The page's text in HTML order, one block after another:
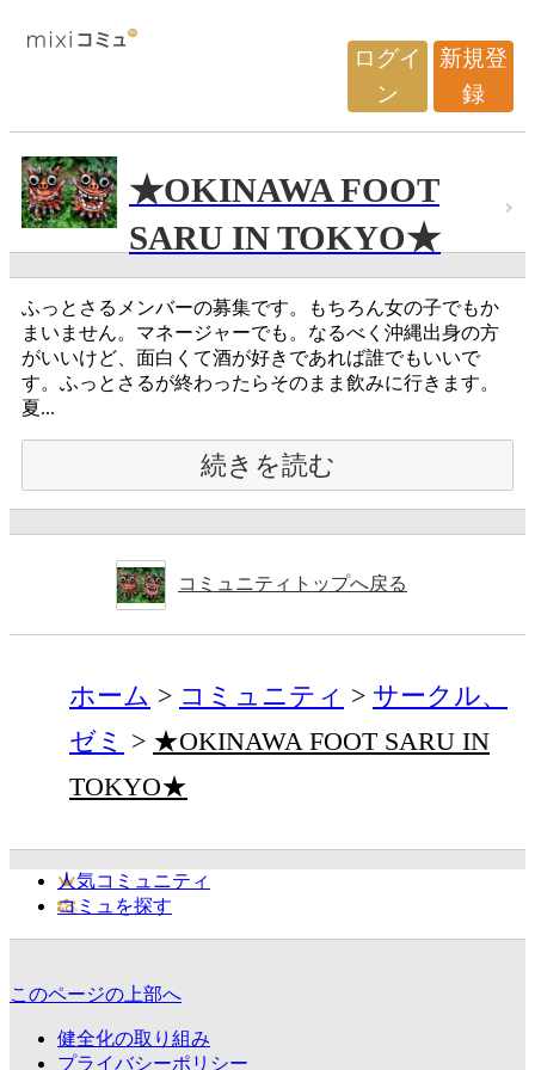
ログイ
ン
新規登
録
★OKINAWA FOOT
SARU IN TOKYO★
ふっとさるメンバーの募集です。もちろん女の子でもか
まいません。マネージャーでも。なるべく沖縄出身の方
がいいけど、面白くて酒が好きであれば誰でもいいで
す。ふっとさるが終わったらそのまま飲みに行きます。
夏...
続きを読む
コミュニティトップへ戻る
ホーム コミュニティ
サークル、
ゼミ
★OKINAWA FOOT SARU IN
TOKYO★
人気コミュニティ
コミュを探す
このページの上部へ
健全化の取り組み
プライバシーポリシー